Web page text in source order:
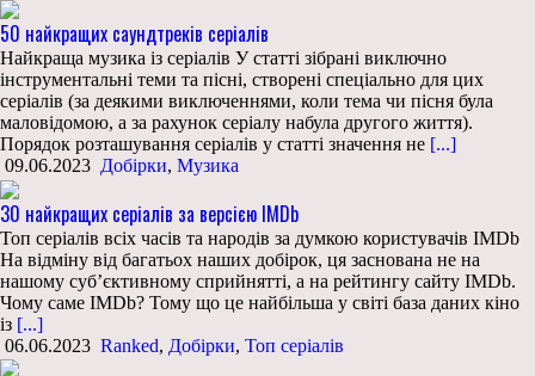
50 найкращих саундтреків серіалів
Найкраща музика із серіалів У статті зібрані виключно
інструментальні теми та пісні, створені спеціально для цих
серіалів (за деякими виключеннями, коли тема чи пісня була
маловідомою, а за рахунок серіалу набула другого життя).
Порядок розташування серіалів у статті значення не [...]
09.06.2023 Добірки, Музика
30 найкращих серіалів за версією IMDb
Топ серіалів всіх часів та народів за думкою користувачів IMDb
На відміну від багатьох наших добірок, ця заснована не на
нашому суб’єктивному сприйнятті, а на рейтингу сайту IMDb.
Чому саме IMDb? Тому що це найбільша у світі база даних кіно
із [...]
06.06.2023 Ranked, Добірки, Топ серіалів